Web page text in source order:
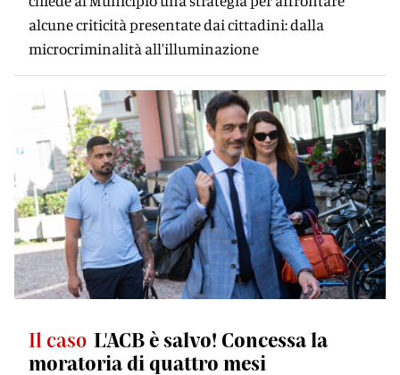
alcune criticità presentate dai cittadini: dalla
microcriminalità all'illuminazione
Il caso L'ACB è salvo! Concessa la
moratoria di quattro mesi